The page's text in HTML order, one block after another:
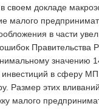
своем докладе
малого
в части
значению
инвестиций в сферу
Размер этих
малого